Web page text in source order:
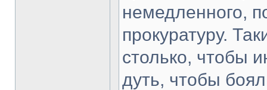
немедленного,
прокуратуру.
столько, чтобы
дуть, чтобы